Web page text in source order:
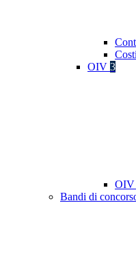
OIV 3
OIV
Bandi di